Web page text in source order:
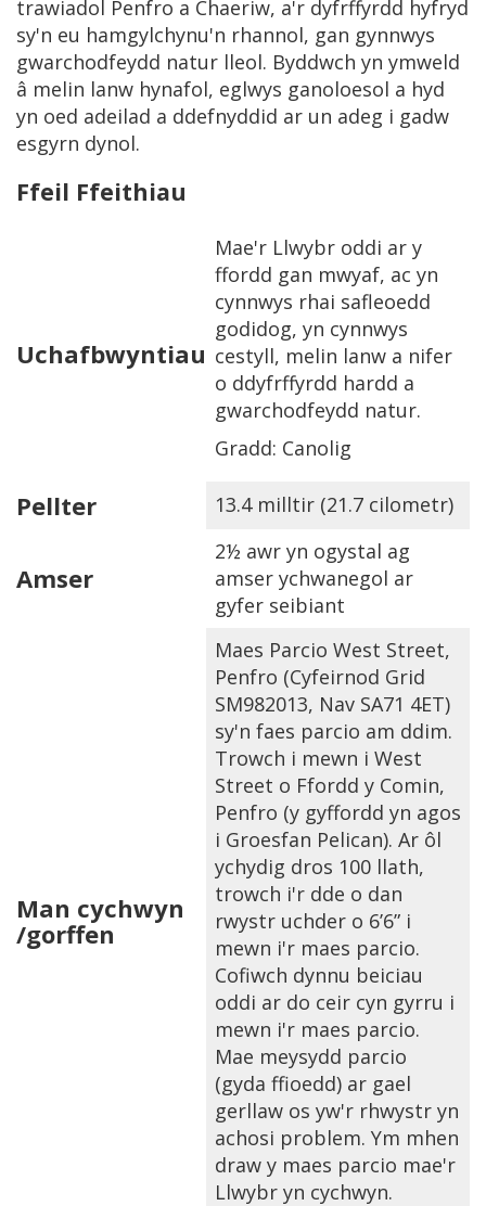
trawiadol Penfro a Chaeriw, a'r dyfrffyrdd hyfryd
sy'n eu hamgylchynu'n rhannol, gan gynnwys
gwarchodfeydd natur lleol. Byddwch yn ymweld
â melin lanw hynafol, eglwys ganoloesol a hyd
yn oed adeilad a ddefnyddid ar un adeg i gadw
esgyrn dynol.
Ffeil Ffeithiau
Uchafbwyntiau
Mae'r Llwybr oddi ar y
ffordd gan mwyaf, ac yn
cynnwys rhai safleoedd
godidog, yn cynnwys
cestyll, melin lanw a nifer
o ddyfrffyrdd hardd a
gwarchodfeydd natur.
Gradd: Canolig
Pellter 13.4 milltir (21.7 cilometr)
Amser
2½ awr yn ogystal ag
amser ychwanegol ar
gyfer seibiant
Man cychwyn
/gorffen
Maes Parcio West Street,
Penfro (Cyfeirnod Grid
SM982013, Nav SA71 4ET)
sy'n faes parcio am ddim.
Trowch i mewn i West
Street o Ffordd y Comin,
Penfro (y gyffordd yn agos
i Groesfan Pelican). Ar ôl
ychydig dros 100 llath,
trowch i'r dde o dan
rwystr uchder o 6’6” i
mewn i'r maes parcio.
Cofiwch dynnu beiciau
oddi ar do ceir cyn gyrru i
mewn i'r maes parcio.
Mae meysydd parcio
(gyda ffioedd) ar gael
gerllaw os yw'r rhwystr yn
achosi problem. Ym mhen
draw y maes parcio mae'r
Llwybr yn cychwyn.